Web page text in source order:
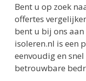
Bent u op zoek
offertes
bent u bij ons
isoleren.nl is een
eenvoudig en
betrouwbare